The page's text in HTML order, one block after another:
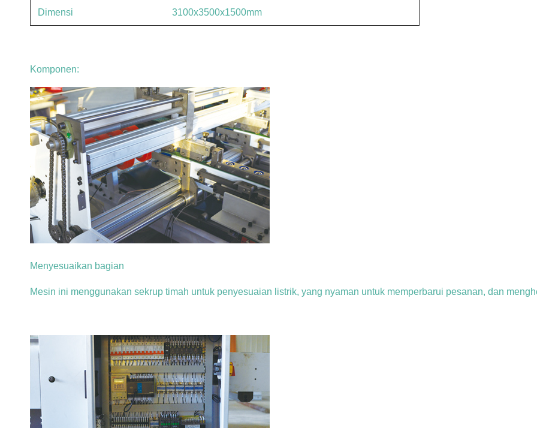
Dimensi 3100x3500x1500mm
Komponen:
Menyesuaikan bagian
Mesin ini menggunakan sekrup timah untuk penyesuaian listrik, yang nyaman untuk memperbarui pesanan, dan